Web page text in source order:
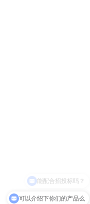
可以介绍下你们的产品么